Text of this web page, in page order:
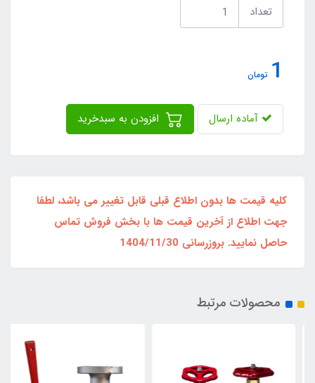
تعداد
1 تومان
آماده ارسال
کلیه قیمت ها بدون اطلاع قبلی قابل تغییر می باشد، لطفا
جهت اطلاع از آخرین قیمت ها با بخش فروش تماس
حاصل نمایید. بروزرسانی 1404/11/30
محصولات مرتبط